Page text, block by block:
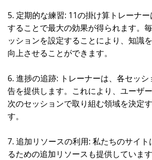
5. 定期的な練習: 11の掛け算トレーナ
することで最大の効果が得られます。
ッションを設定することにより、知識
向上させることができます。
6. 進捗の追跡: トレーナーは、各セッ
告を提供します。これにより、ユーザー
次のセッションで取り組む領域を決定
す。
7. 追加リソースの利用: 私たちのサイ
るための追加リソースも提供していま